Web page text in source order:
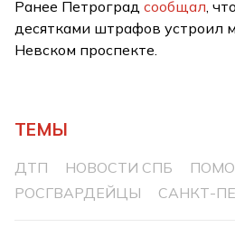
Ранее Петроградсообщал ,
десятками штрафов устроил
Невском проспекте.
ТЕМЫ
ДТП НОВОСТИ СПБ
РОСГВАРДЕЙЦЫ
САНКТ-